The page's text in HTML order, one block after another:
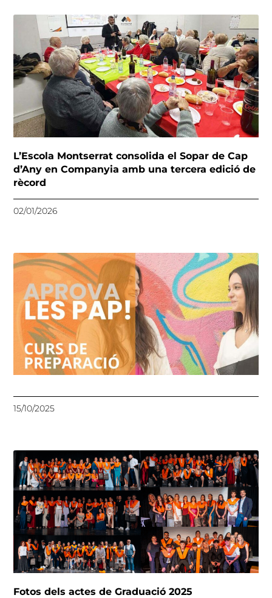
L’Escola Montserrat consolida el Sopar de Cap
d’Any en Companyia amb una tercera edició de
rècord
02/01/2026
15/10/2025
Fotos dels actes de Graduació 2025